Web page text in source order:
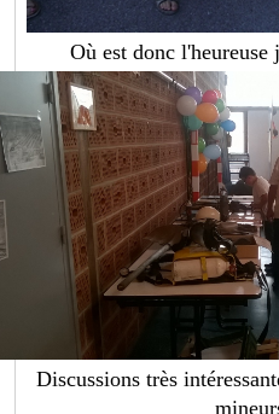
Où est donc l'heureuse
Discussions très